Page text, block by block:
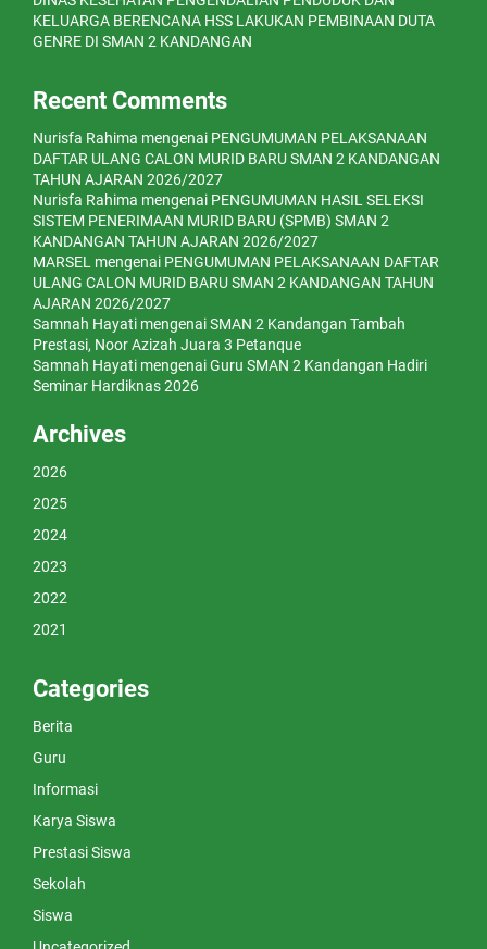
KELUARGA BERENCANA HSS LAKUKAN PEMBINAAN DUTA
GENRE DI SMAN 2 KANDANGAN
Recent Comments
Nurisfa Rahima mengenai PENGUMUMAN PELAKSANAAN
DAFTAR ULANG CALON MURID BARU SMAN 2 KANDANGAN
TAHUN AJARAN 2026/2027
Nurisfa Rahima mengenai PENGUMUMAN HASIL SELEKSI
SISTEM PENERIMAAN MURID BARU (SPMB) SMAN 2
KANDANGAN TAHUN AJARAN 2026/2027
MARSEL mengenai PENGUMUMAN PELAKSANAAN DAFTAR
ULANG CALON MURID BARU SMAN 2 KANDANGAN TAHUN
AJARAN 2026/2027
Samnah Hayati mengenaiSMAN 2 Kandangan Tambah
Prestasi, Noor Azizah Juara 3 Petanque
Samnah Hayati mengenaiGuru SMAN 2 Kandangan Hadiri
Seminar Hardiknas 2026
Archives
2026
2025
2024
2023
2022
2021
Categories
Berita
Guru
Informasi
Karya Siswa
Prestasi Siswa
Sekolah
Siswa